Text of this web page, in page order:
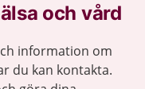
och vård
information om
du kan kontakta.